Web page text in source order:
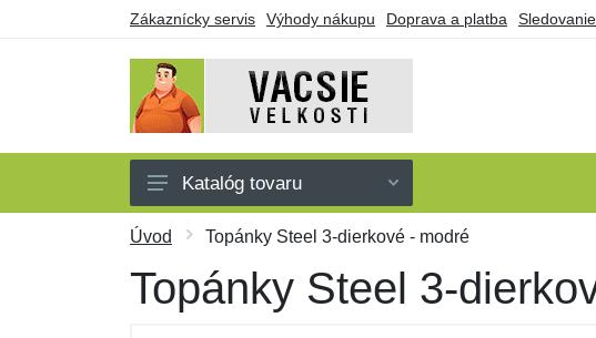
Zákaznícky servis Výhody nákupu Doprava a platba
Pánske
Dámske
Detské
Katalóg tovaru
Úvod Topánky Steel 3-dierkové - modré
Topánky Steel 3-